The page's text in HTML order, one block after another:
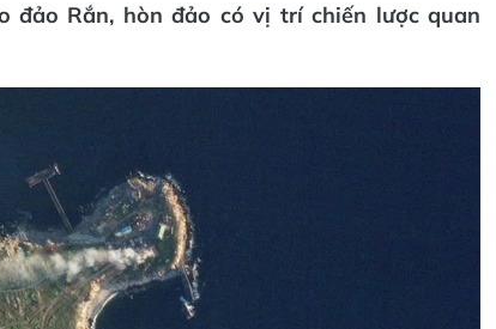
đảo Rắn, hòn đảo có vị trí chiến lược quan